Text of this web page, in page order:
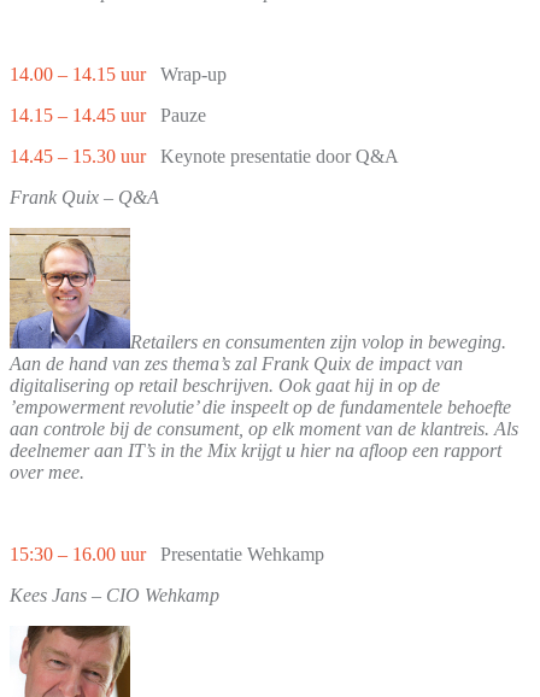
14.00 – 14.15 uurWrap-up
14.15 – 14.45 uur
Pauze
14.45 – 15.30 uurKeynote presentatie door Q&A
Frank Quix – Q&A
Retailers en consumenten zijn volop in beweging.
Aan de hand van zes thema’s zal Frank Quix de impact van
digitalisering op retail beschrijven. Ook gaat hij in op de
’empowerment revolutie’ die inspeelt op de fundamentele behoefte
aan controle bij de consument, op elk moment van de klantreis. Als
deelnemer aan IT’s in the Mix krijgt u hier na afloop een rapport
over mee.
15:30 – 16.00 uur
Presentatie Wehkamp
Kees Jans – CIO Wehkamp